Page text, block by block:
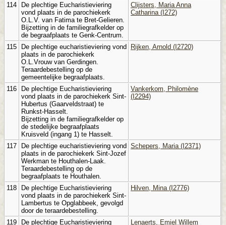
114
De plechtige Eucharistieviering
vond plaats in de parochiekerk
O.L.V. van Fatima te Bret-Gelieren.
Bijzetting in de familiegrafkelder op
de begraafplaats te Genk-Centrum.
Clijsters, Maria Anna
Catharina (I272)
115
De plechtige eucharistieviering vond
plaats in de parochiekerk
O.L.Vrouw van Gerdingen.
Teraardebestelling op de
gemeentelijke begraafplaats.
Rijken, Arnold (I2720)
116
De plechtige Eucharistieviering
vond plaats in de parochiekerk Sint-
Hubertus (Gaarveldstraat) te
Runkst-Hasselt.
Bijzetting in de familiegrafkelder op
de stedelijke begraafplaats
Kruisveld (ingang 1) te Hasselt.
Vankerkom, Philomène
(I2294)
117
De plechtige eucharistieviering vond
plaats in de parochiekerk Sint-Jozef
Werkman te Houthalen-Laak.
Teraardebestelling op de
begraafplaats te Houthalen.
Schepers, Maria (I2371)
118
De plechtige Eucharistieviering
vond plaats in de parochiekerk Sint-
Lambertus te Opglabbeek, gevolgd
door de teraardebestelling.
Hilven, Mina (I2776)
119
De plechtige Eucharistieviering
Lenaerts, Emiel Willem